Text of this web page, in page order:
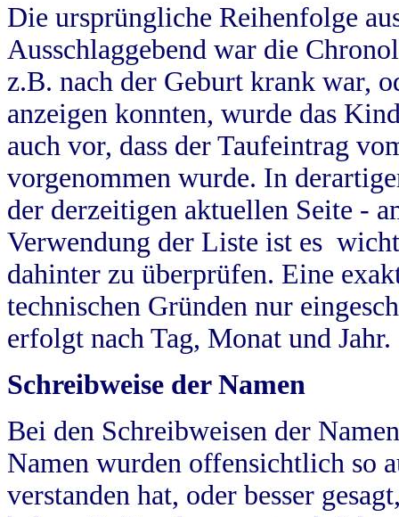
Die ursprüngliche Reihenfolge
Ausschlaggebend war die
z.B. nach der Geburt krank war,
anzeigen konnten, wurde das
auch vor, dass der Taufeintrag
vorgenommen wurde. In
der derzeitigen aktuellen Seite -
Verwendung der Liste ist es
dahinter zu überprüfen. Eine
technischen Gründen nur
erfolgt nach Tag, Monat und Jahr.
Schreibweise der Namen
Bei den Schreibweisen der
Namen wurden offensichtlich so
verstanden hat, oder besser